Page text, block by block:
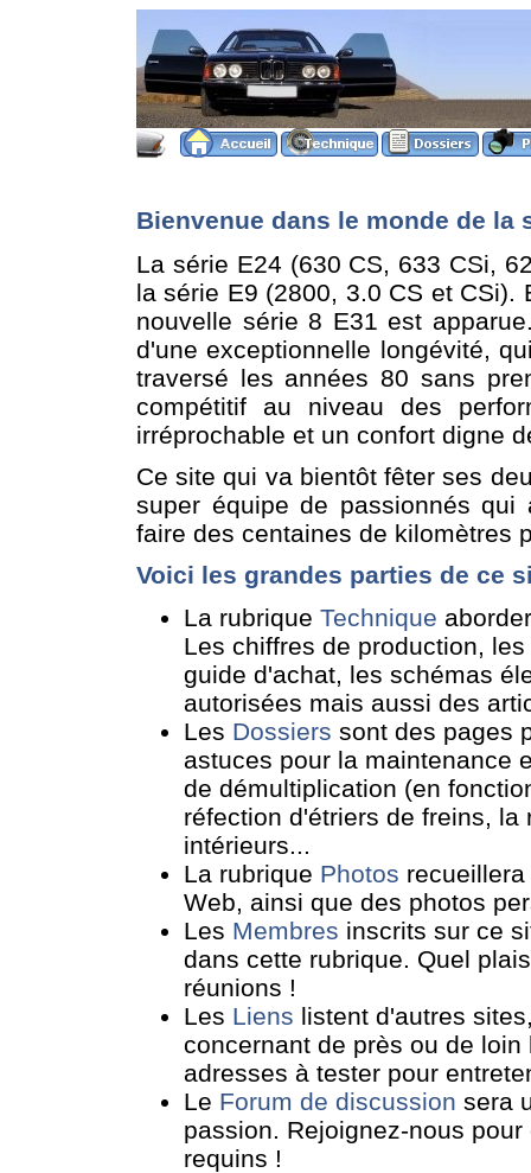
Bienvenue dans le monde de la
La série E24 (630 CS, 633 CSi,
la série E9 (2800, 3.0 CS et
nouvelle série 8 E31 est
d'une exceptionnelle longévité,
traversé les années 80 sans
compétitif au niveau des
irréprochable et un confort digne
Ce site qui va bientôt fêter ses
super équipe de passionnés
faire des centaines de kilomètres
Voici les grandes parties de ce
La rubrique Technique
Les chiffres de production,
guide d'achat, les schémas
autorisées mais aussi des
Les Dossiers sont des pages
astuces pour la maintenance
de démultiplication (en
réfection d'étriers de freins,
intérieurs...
La rubrique Photos
Web, ainsi que des photos
Les Membres inscrits sur ce
dans cette rubrique. Quel
réunions !
Les Liens listent d'autres
concernant de près ou de
adresses à tester pour
Le Forum de discussion sera
passion. Rejoignez-nous
requins !